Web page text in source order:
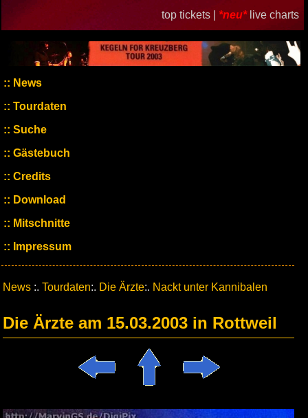
top tickets | *neu* live charts
News
Tourdaten
Suche
Gästebuch
Credits
Download
Mitschnitte
Impressum
News :. Tourdaten:. Die Ärzte:. Nackt unter Kannibalen
Die Ärzte am 15.03.2003 in Rottweil